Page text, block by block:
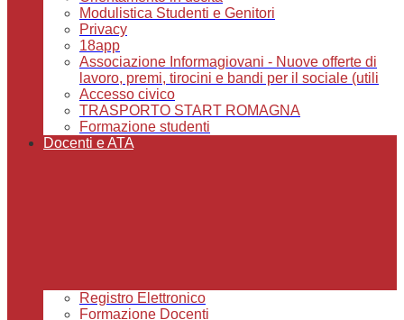
Modulistica Studenti e Genitori
Privacy
18app
Associazione Informagiovani - Nuove offerte di
lavoro, premi, tirocini e bandi per il sociale (utili
Accesso civico
TRASPORTO START ROMAGNA
Formazione studenti
Docenti e ATA
Registro Elettronico
Formazione Docenti